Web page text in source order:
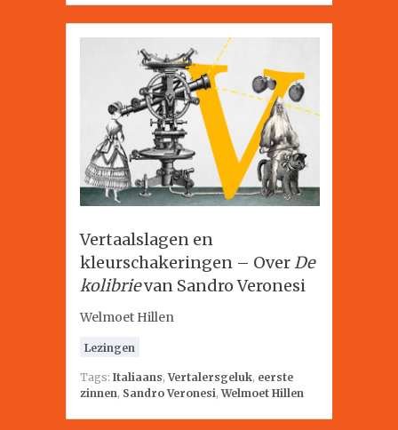
Vertaalslagen en
kleurschakeringen – OverDe
kolibrievan Sandro Veronesi
Welmoet Hillen
Lezingen
Tags: Italiaans,Vertalersgeluk, eerste
zinnen, Sandro Veronesi,Welmoet Hillen